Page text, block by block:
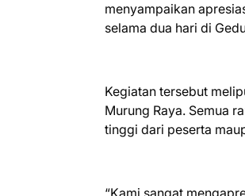
menyampaikan
selama dua hari di
Kegiatan tersebut
Murung Raya. Semua
tinggi dari peserta
“Kami sangat